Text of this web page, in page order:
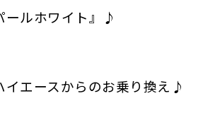
ールホワイト』♪
イエースからのお乗り換え♪